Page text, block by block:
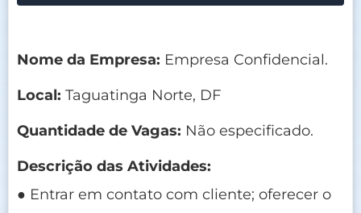
Nome da Empresa: Empresa Confidencial.
Local: Taguatinga Norte, DF
Quantidade de Vagas: Não especificado.
Descrição das Atividades:
● Entrar em contato com cliente; oferecer o